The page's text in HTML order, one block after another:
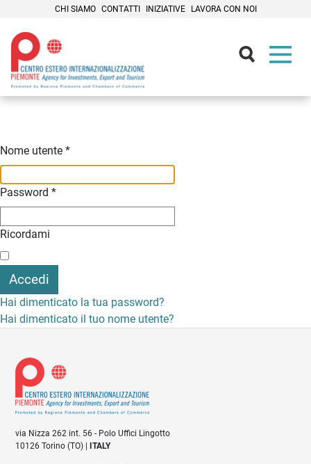
CHI SIAMO CONTATTI INIZIATIVE LAVORA CON NOI
Nome utente *
Password *
Ricordami
Accedi
Hai dimenticato la tua password?
Hai dimenticato il tuo nome utente?
via Nizza 262 int. 56 - Polo Uffici Lingotto
10126 Torino (TO) |
ITALY